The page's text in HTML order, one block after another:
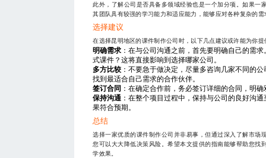
此外，了解公司是否具备多领域经验也是一个加分项。如果一
其团队具有较强的学习能力和适应能力，能够应对各种复杂的需
选择建议
在选择昆明地区的课件制作公司时，以下几点建议或许能为你提
明确需求 ：在与公司沟通之前，首先要明确自己的需
式课件？这将直接影响到选择哪家公司。
多方比较 ：不要急于做决定，尽量多咨询几家不同的
找到最适合自己需求的合作伙伴。
签订合同 ：在确定合作前，务必签订详细的合同，明
保持沟通 ：在整个项目过程中，保持与公司的良好沟
果符合预期。
总结
选择一家优质的课件制作公司并非易事，但通过深入了解市场
您可以大大降低决策风险。希望本文提供的指南能够帮助您找
学效果。